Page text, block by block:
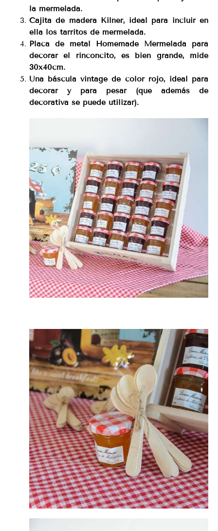
la mermelada.
Cajita de madera Kilner, ideal para incluir en
ella los tarritos de mermelada.
Placa de metal Homemade Mermelada para
decorar el rinconcito, es bien grande, mide
30x40cm.
Una báscula vintage de color rojo, ideal para
decorar y para pesar (que además de
decorativa se puede utilizar).